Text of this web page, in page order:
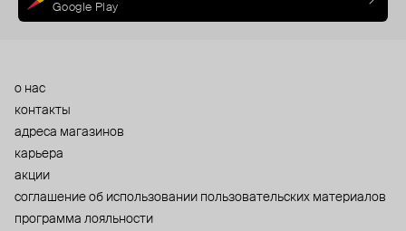
Google Play
о нас
контакты
адреса магазинов
карьера
акции
cоглашение об использовании пользовательских материалов
программа лояльности